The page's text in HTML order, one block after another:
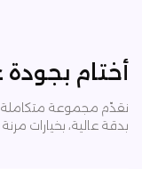
أختام بجودة
نقدّم مجموعة متكاملة
بدقة عالية، بخيارات